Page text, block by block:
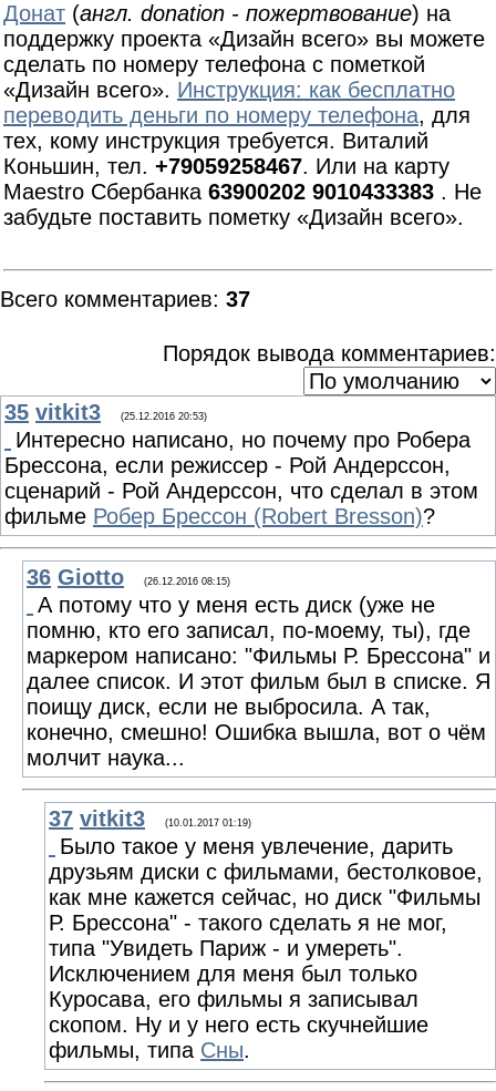
Донат (англ. donation - пожертвование) на
поддержку проекта «Дизайн всего» вы можете
сделать по номеру телефона с пометкой
«Дизайн всего». Инструкция: как бесплатно
переводить деньги по номеру телефона, для
тех, кому инструкция требуется. Виталий
Коньшин, тел. +79059258467. Или на карту
Maestro Сбербанка 63900202 9010433383 . Не
забудьте поставить пометку «Дизайн всего».
Всего комментариев: 37
Порядок вывода комментариев:
35 vitkit3 (25.12.2016 20:53)
Интересно написано, но почему про Робера
Брессона, если режиссер - Рой Андерссон,
сценарий - Рой Андерссон, что сделал в этом
фильме Робер Брессон (Robert Bresson)?
36 Giotto (26.12.2016 08:15)
А потому что у меня есть диск (уже не
помню, кто его записал, по-моему, ты), где
маркером написано: "Фильмы Р. Брессона" и
далее список. И этот фильм был в списке. Я
поищу диск, если не выбросила. А так,
конечно, смешно! Ошибка вышла, вот о чём
молчит наука...
37 vitkit3 (10.01.2017 01:19)
Было такое у меня увлечение, дарить
друзьям диски с фильмами, бестолковое,
как мне кажется сейчас, но диск "Фильмы
Р. Брессона" - такого сделать я не мог,
типа "Увидеть Париж - и умереть".
Исключением для меня был только
Куросава, его фильмы я записывал
скопом. Ну и у него есть скучнейшие
фильмы, типа Сны.